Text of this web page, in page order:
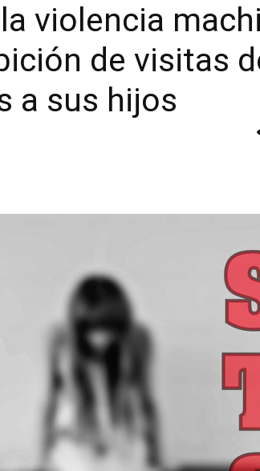
violencia
de visitas
a sus hijos